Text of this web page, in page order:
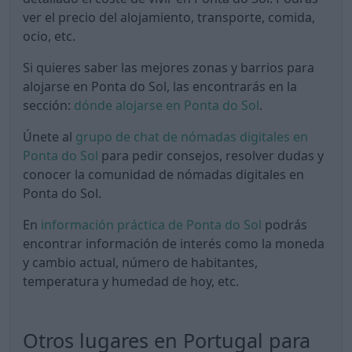
ver el precio del alojamiento, transporte, comida,
ocio, etc.
Si quieres saber las mejores zonas y barrios para
alojarse en Ponta do Sol, las encontrarás en la
sección: dónde alojarse en Ponta do Sol.
Únete al grupo de chat de nómadas digitales en
Ponta do Sol para pedir consejos, resolver dudas y
conocer la comunidad de nómadas digitales en
Ponta do Sol.
En información práctica de Ponta do Sol podrás
encontrar información de interés como la moneda
y cambio actual, número de habitantes,
temperatura y humedad de hoy, etc.
Otros lugares en Portugal para